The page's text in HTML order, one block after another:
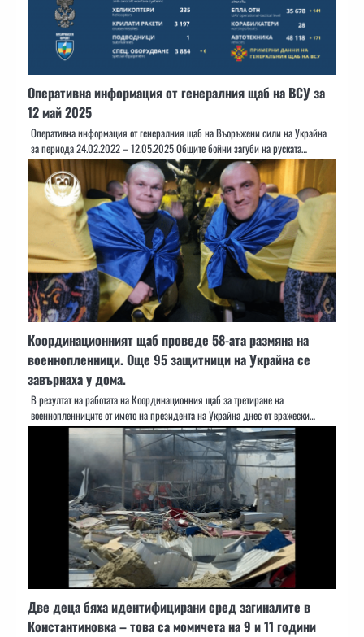
Оперативна информация от генералния щаб на ВСУ за
12 май 2025
Оперативна информация от генералния щаб на Въоръжени сили на Украйна
за периода 24.02.2022 – 12.05.2025 Общите бойни загуби на руската…
Координационният щаб проведе 58-ата размяна на
военнопленници. Още 95 защитници на Украйна се
завърнаха у дома.
В резултат на работата на Координационния щаб за третиране на
военнопленниците от името на президента на Украйна днес от вражески…
Две деца бяха идентифицирани сред загиналите в
Константиновка – това са момичета на 9 и 11 години